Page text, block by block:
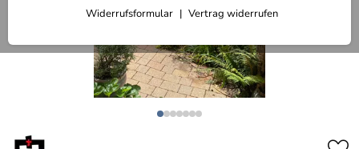
Widerrufsformular
Vertrag widerrufen